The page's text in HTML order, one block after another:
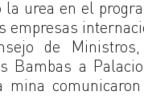
urea en el
empresas
de
Bambas a
mina